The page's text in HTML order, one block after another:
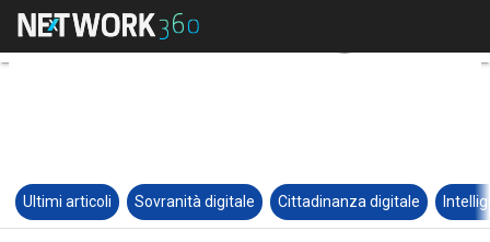
Ultimi articoli Sovranità digitale Cittadinanza digitale